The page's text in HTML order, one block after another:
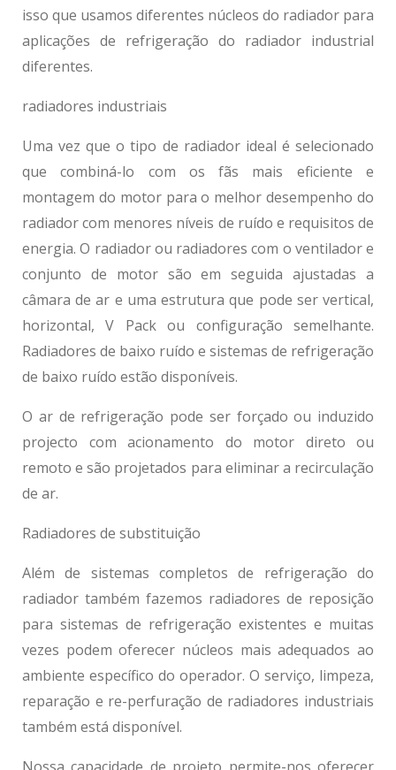
isso que usamos diferentes núcleos do radiador para
aplicações de refrigeração do radiador industrial
diferentes.
radiadores industriais
Uma vez que o tipo de radiador ideal é selecionado
que combiná-lo com os fãs mais eficiente e
montagem do motor para o melhor desempenho do
radiador com menores níveis de ruído e requisitos de
energia. O radiador ou radiadores com o ventilador e
conjunto de motor são em seguida ajustadas a
câmara de ar e uma estrutura que pode ser vertical,
horizontal, V Pack ou configuração semelhante.
Radiadores de baixo ruído e sistemas de refrigeração
de baixo ruído estão disponíveis.
O ar de refrigeração pode ser forçado ou induzido
projecto com acionamento do motor direto ou
remoto e são projetados para eliminar a recirculação
de ar.
Radiadores de substituição
Além de sistemas completos de refrigeração do
radiador também fazemos radiadores de reposição
para sistemas de refrigeração existentes e muitas
vezes podem oferecer núcleos mais adequados ao
ambiente específico do operador. O serviço, limpeza,
reparação e re-perfuração de radiadores industriais
também está disponível.